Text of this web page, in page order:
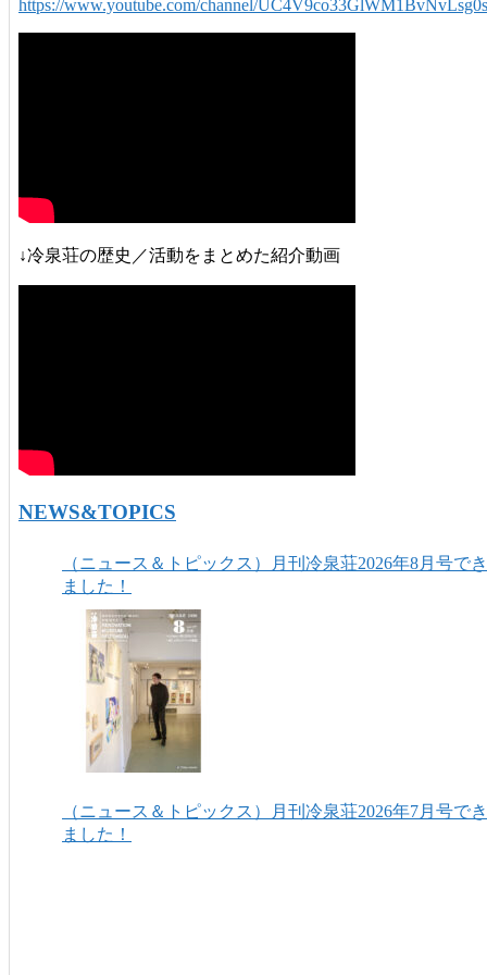
https://www.youtube.com/channel/
↓冷泉荘の歴史／活動をまとめた紹介動画
NEWS&TOPICS
（ニュース＆トピックス）月刊冷泉荘2026年8月号でき
ました！
（ニュース＆トピックス）月刊冷泉荘2026年7月号でき
ました！